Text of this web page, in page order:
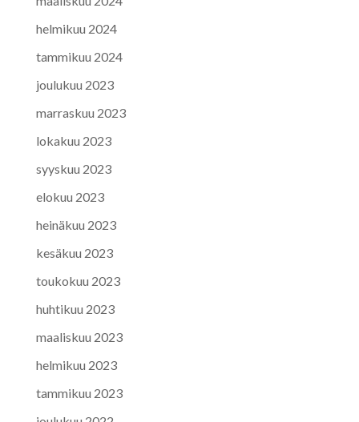
helmikuu 2024
tammikuu 2024
joulukuu 2023
marraskuu 2023
lokakuu 2023
syyskuu 2023
elokuu 2023
heinäkuu 2023
kesäkuu 2023
toukokuu 2023
huhtikuu 2023
maaliskuu 2023
helmikuu 2023
tammikuu 2023